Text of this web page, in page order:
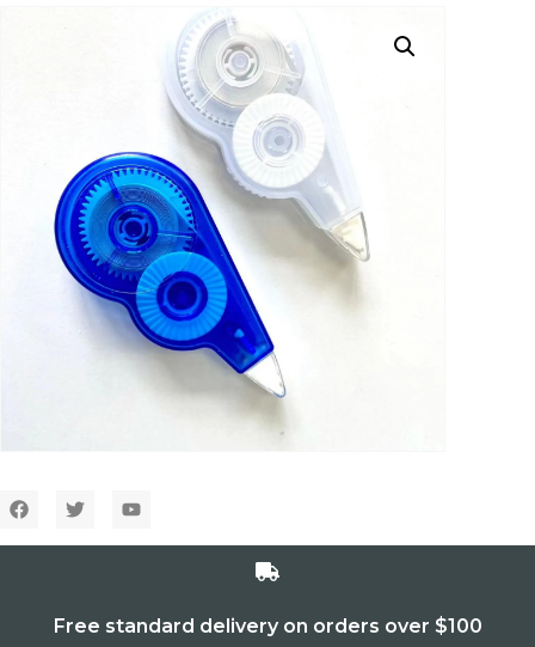
Free standard delivery on orders over $100